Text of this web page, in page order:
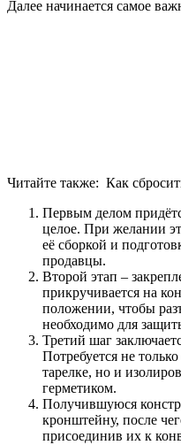
Далее начинается самое
Читайте также: Как
Первым делом
целое. При желании
её сборкой и
продавцы.
Второй этап –
прикручивается на
положении, чтобы
необходимо для
Третий шаг
Потребуется не
тарелке, но и
герметиком.
Получившуюся
кронштейну, после
присоединив их к